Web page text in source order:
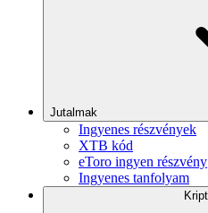
Jutalmak
Ingyenes részvények
XTB kód
eToro ingyen részvény
Ingyenes tanfolyam